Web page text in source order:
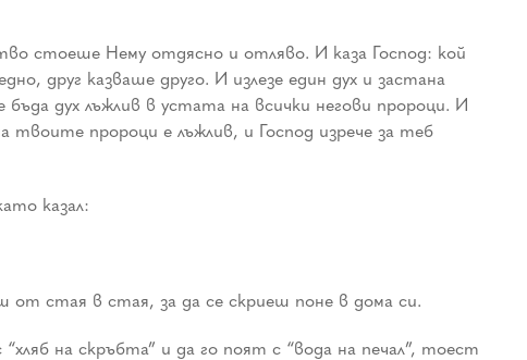
стоеше Нему отдясно и отляво. И каза Господ: кой
друг казваше друго. И излезе един дух и застана
дух лъжлив в устата на всички негови пророци. И
пророци е лъжлив, и Господ изрече за теб
казал:
стая в стая, за да се скриеш поне в дома си.
на скръбта” и да го поят с “вода на печал”, тоест